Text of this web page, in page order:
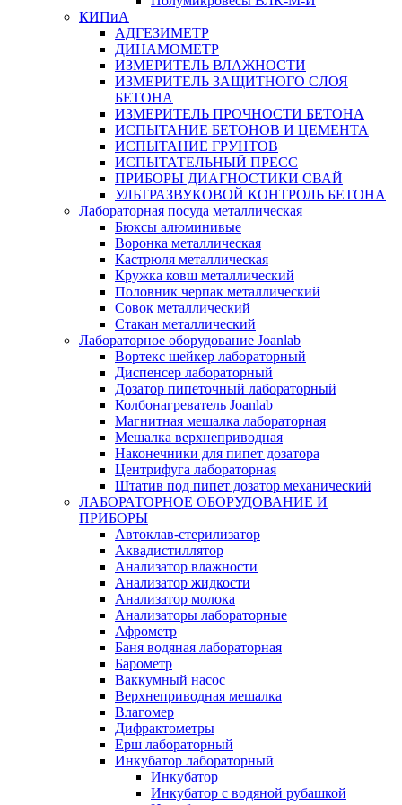
КИПиА
АДГЕЗИМЕТР
ДИНАМОМЕТР
ИЗМЕРИТЕЛЬ ВЛАЖНОСТИ
ИЗМЕРИТЕЛЬ ЗАЩИТНОГО СЛОЯ
БЕТОНА
ИЗМЕРИТЕЛЬ ПРОЧНОСТИ БЕТОНА
ИСПЫТАНИЕ БЕТОНОВ И ЦЕМЕНТА
ИСПЫТАНИЕ ГРУНТОВ
ИСПЫТАТЕЛЬНЫЙ ПРЕСС
ПРИБОРЫ ДИАГНОСТИКИ СВАЙ
УЛЬТРАЗВУКОВОЙ КОНТРОЛЬ БЕТОНА
Лабораторная посуда металлическая
Бюксы алюминивые
Воронка металлическая
Кастрюля металлическая
Кружка ковш металлический
Половник черпак металлический
Совок металлический
Стакан металлический
Лабораторное оборудование Joanlab
Вортекс шейкер лабораторный
Диспенсер лабораторный
Дозатор пипеточный лабораторный
Колбонагреватель Joanlab
Магнитная мешалка лабораторная
Мешалка верхнеприводная
Наконечники для пипет дозатора
Центрифуга лабораторная
Штатив под пипет дозатор механический
ЛАБОРАТОРНОЕ ОБОРУДОВАНИЕ И
ПРИБОРЫ
Автоклав-стерилизатор
Аквадистиллятор
Анализатор влажности
Анализатор жидкости
Анализатор молока
Анализаторы лабораторные
Афрометр
Баня водяная лабораторная
Барометр
Ваккумный насос
Верхнеприводная мешалка
Влагомер
Дифрактометры
Ерш лабораторный
Инкубатор лабораторный
Инкубатор
Инкубатор с водяной рубашкой